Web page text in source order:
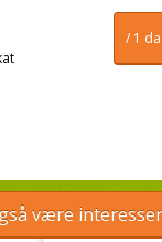
/ 1
være